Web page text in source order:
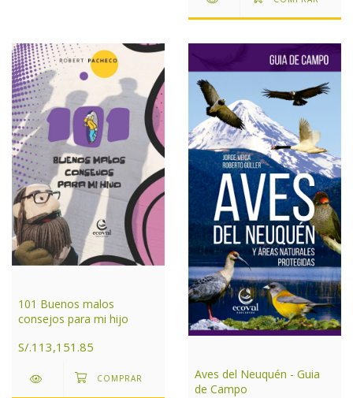
101 Buenos malos
consejos para mi hijo
S/.113,151.85
Aves del Neuquén - Guia
de Campo